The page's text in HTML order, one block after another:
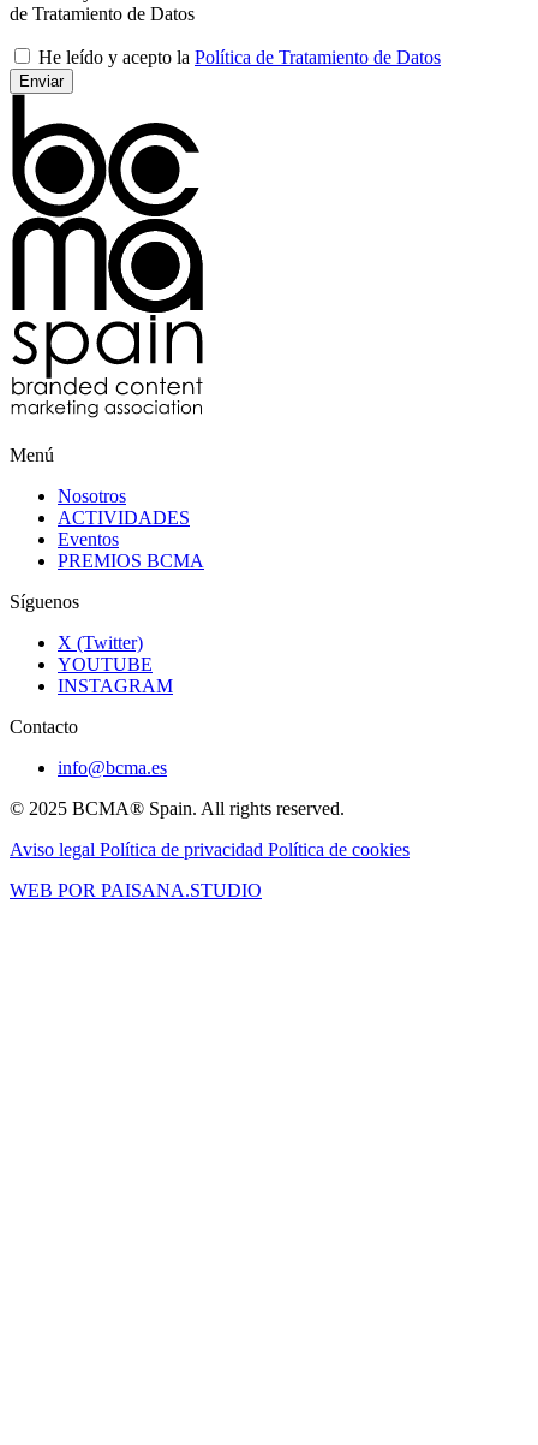
de Tratamiento de Datos
He leído y acepto la Política de Tratamiento de Datos
Menú
Nosotros
ACTIVIDADES
Eventos
PREMIOS BCMA
Síguenos
X (Twitter)
YOUTUBE
INSTAGRAM
Contacto
info@bcma.es
© 2025 BCMA® Spain. All rights reserved.
Aviso legal Política de privacidad Política de cookies
WEB POR PAISANA.STUDIO